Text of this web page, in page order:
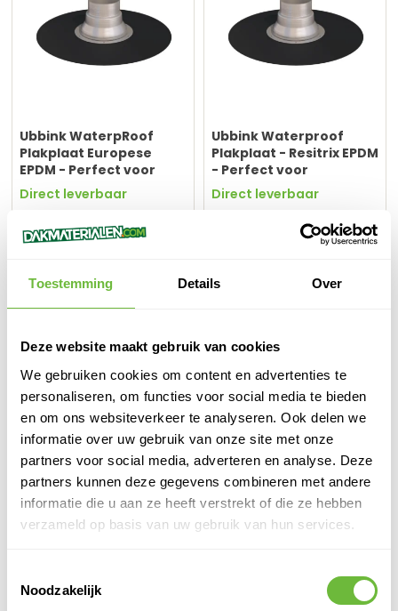
Toestemming Details Over
Deze website maakt gebruik van cookies
We gebruiken cookies om content en advertenties te
personaliseren, om functies voor social media te bieden
en om ons websiteverkeer te analyseren. Ook delen we
informatie over uw gebruik van onze site met onze
partners voor social media, adverteren en analyse. Deze
partners kunnen deze gegevens combineren met andere
informatie die u aan ze heeft verstrekt of die ze hebben
verzameld op basis van uw gebruik van hun services.
Noodzakelijk
Ubbink WaterpRoof
Plakplaat Europese
EPDM - Perfect voor
rookgasafvoeren
Direct leverbaar
Adviesprijs: 80,50
72,45
Ubbink Waterproof
Plakplaat - Resitrix EPDM
- Perfect voor
rookgasafvoeren
Direct leverbaar
90
EPDM - Voor US EPDM -